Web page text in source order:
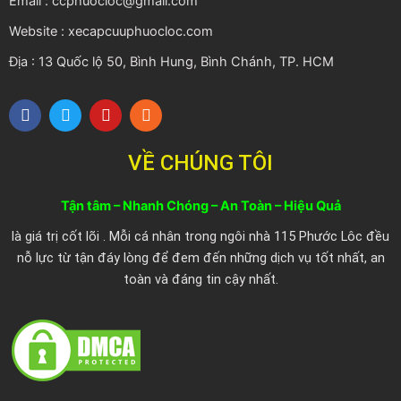
Website : xecapcuuphuocloc.com
Địa : 13 Quốc lộ 50, Bình Hung, Bình Chánh, TP. HCM
F
a
T
w
r
Y
o
e
R
s
VỀ CHÚNG TÔI
Tận tâm – Nhanh Chóng – An Toàn – Hiệu Quả
là giá trị cốt lõi . Mỗi cá nhân trong ngôi nhà 115 Phước Lôc đều
nỗ lực từ tận đáy lòng để đem đến những dịch vụ tốt nhất, an
toàn và đáng tin cậy nhất.